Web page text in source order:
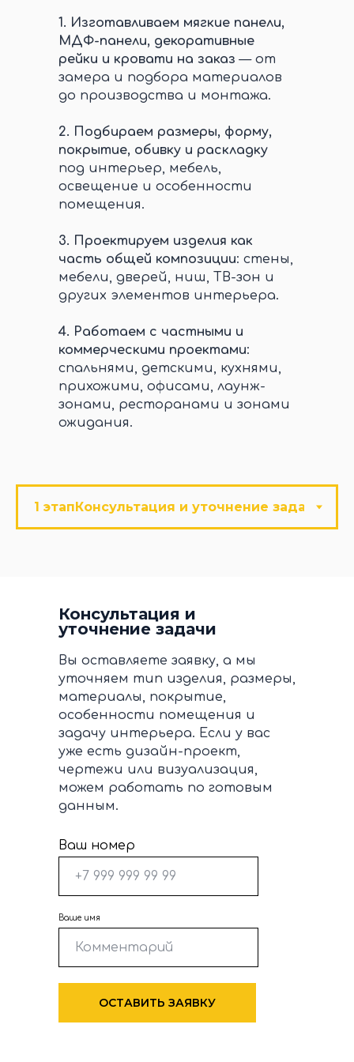
1. Изготавливаем мягкие панели,
МДФ-панели, декоративные
рейки и кровати на заказ — от
замера и подбора материалов
до производства и монтажа.
2. Подбираем размеры, форму,
покрытие, обивку и раскладку
под интерьер, мебель,
освещение и особенности
помещения.
3. Проектируем изделия как
часть общей композиции: стены,
мебели, дверей, ниш, ТВ-зон и
других элементов интерьера.
4. Работаем с частными и
коммерческими проектами:
спальнями, детскими, кухнями,
прихожими, офисами, лаунж-
зонами, ресторанами и зонами
ожидания.
Консультация и
уточнение задачи
Вы оставляете заявку, а мы
уточняем тип изделия, размеры,
материалы, покрытие,
особенности помещения и
задачу интерьера. Если у вас
уже есть дизайн-проект,
чертежи или визуализация,
можем работать по готовым
данным.
Ваш номер
Ваше имя
ОСТАВИТЬ ЗАЯВКУ